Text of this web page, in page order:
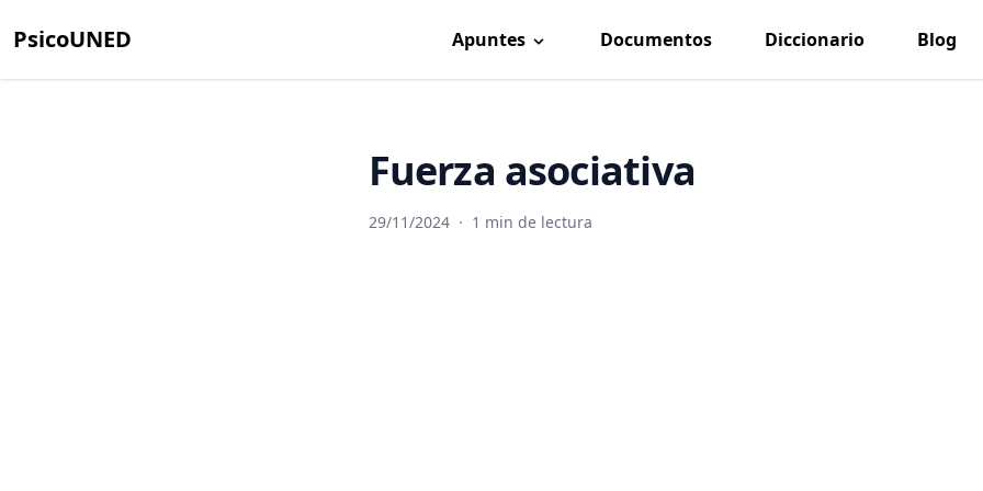
PsicoUNED Apuntes Documentos Diccionario Blog
Fuerza asociativa
29/11/2024 · 1 min de lectura